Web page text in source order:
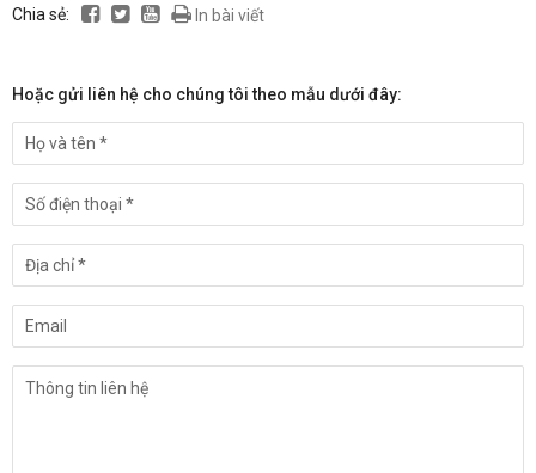
Chia sẻ: In bài viết
Hoặc gửi liên hệ cho chúng tôi theo mẫu dưới đây: